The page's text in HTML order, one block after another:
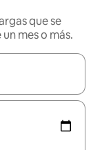
que se
mes o más.
con las